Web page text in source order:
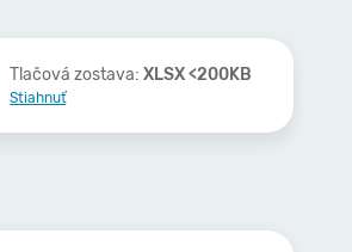
Tlačová zostava:XLSX <200KB
Stiahnuť